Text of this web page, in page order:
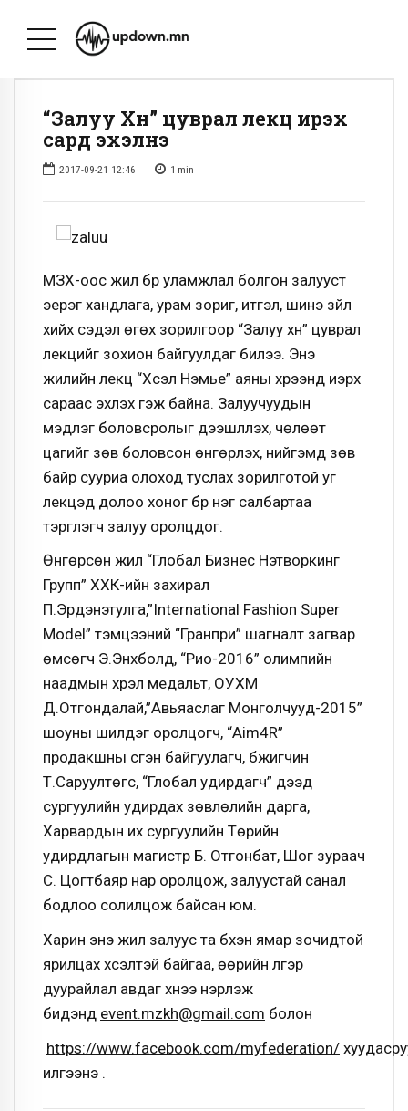
“Залуу Хүн” цуврал лекц ирэх
сард эхэлнэ
2017-09-21 12:46 1 min
МЗХ-оос жил бүр уламжлал болгон залууст
эерэг хандлага, урам зориг, итгэл, шинэ зүйл
хийх сэдэл өгөх зорилгоор “Залуу хүн” цуврал
лекцийг зохион байгуулдаг билээ. Энэ
жилийн лекц “Хүсэл Нэмье” аяны хүрээнд иэрх
сараас эхлэх гэж байна. Залуучуудын
мэдлэг боловсролыг дээшлүүлэх, чөлөөт
цагийг зөв боловсон өнгөрүүлэх, нийгэмд зөв
байр сууриа олоход туслах зорилготой уг
лекцэд долоо хоног бүр нэг салбартаа
тэргүүлэгч залуу оролцдог.
Өнгөрсөн жил “Глобал Бизнес Нэтворкинг
Групп” ХХК-ийн захирал
П.Эрдэнэтулга,”International Fashion Super
Model” тэмцээний “Гранпри” шагналт загвар
өмсөгч Э.Энхболд, “Рио-2016” олимпийн
наадмын хүрэл медальт, ОУХМ
Д.Отгондалай,”Авьяаслаг Монголчууд-2015”
шоуны шилдэг оролцогч, “Aim4R”
продакшны үүсгэн байгуулагч, бүжигчин
Т.Саруултөгс, “Глобал удирдагч” дээд
сургуулийн удирдах зөвлөлийн дарга,
Харвардын их сургуулийн Төрийн
удирдлагын магистр Б. Отгонбат, Шог зураач
С. Цогтбаяр нар оролцож, залуустай санал
бодлоо солилцож байсан юм.
Харин энэ жил залуус та бүхэн ямар зочидтой
ярилцах хүсэлтэй байгаа, өөрийн үлгэр
дуурайлал авдаг хүнээ нэрлэж
бидэнд event.mzkh@gmail.com болон
https://www.facebook.com/myfederation/
илгээнэ үү.